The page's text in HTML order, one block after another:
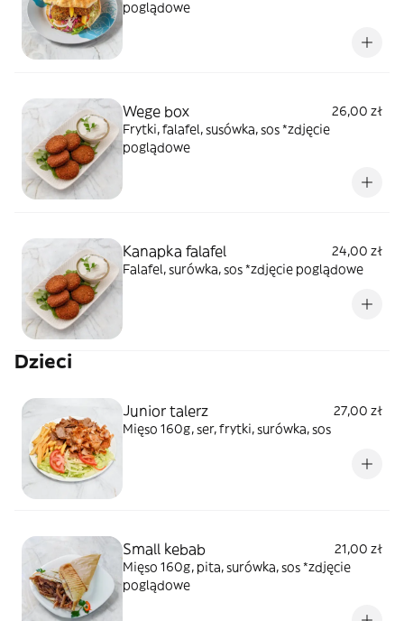
poglądowe
Wege box
26,00 zł
Frytki, falafel, susówka, sos *zdjęcie
poglądowe
Kanapka falafel
24,00 zł
Falafel, surówka, sos *zdjęcie poglądowe
Dzieci
Junior talerz
27,00 zł
Mięso 160g, ser, frytki, surówka, sos
Small kebab
21,00 zł
Mięso 160g, pita, surówka, sos *zdjęcie
poglądowe